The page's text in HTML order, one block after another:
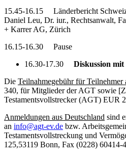
15.45-16.15 Länderbericht
Daniel Leu, Dr. iur., Rechtsanwalt,
+ Karrer AG, Zürich
16.15-16.30 Pause
16.30-17.30 Diskussion mit
Die Teilnahmegebühr für Teilnehmer
340, für Mitglieder der AGT sowie
Testamentsvollstrecker (AGT) EUR
Anmeldungen aus Deutschland sind
an info@agt-ev.de bzw.
Testamentsvollstreckung und
125,53119 Bonn, Fax (0228) 60414-